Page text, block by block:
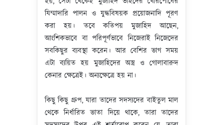
যিম্মাদারি পালন ও যুদ্ধবিষয়ক প্রয়োজনাদি পূরণ
করা হয়। তবে কতিপয় মুজাহিদ আছেন,
আংশিকভাবে বা পরিপূর্ণভাবে নিজেরাই নিজেদের
সবকিছুর ব্যবস্থা করেন। আর বেশির ভাগ সময়
এটা ব্যয়িত হয় মুজাহিদের অস্ত্র ও গোলাবারুদ
কেনার ক্ষেত্রেই। অন্যক্ষেত্রে হয় না।
কিছু কিছু গ্রুপ, যারা তাদের সদস্যদের বাইতুল মাল
থেকে নির্ধারিত ভাতা দিয়ে থাকে, তারা তাদের